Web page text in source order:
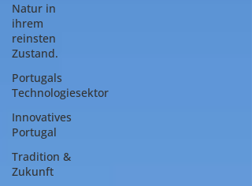
Natur in
ihrem
reinsten
Zustand.
Portugals
Technologiesektor
Innovatives
Portugal
Tradition &
Zukunft